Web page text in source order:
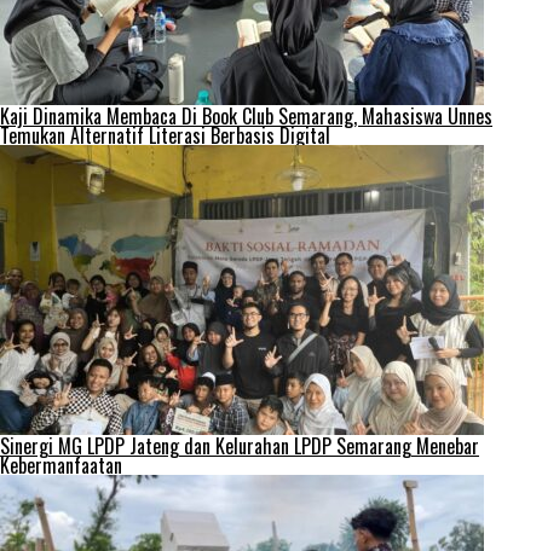
Kaji Dinamika Membaca Di Book Club Semarang, Mahasiswa Unnes
Temukan Alternatif Literasi Berbasis Digital
Sinergi MG LPDP Jateng dan Kelurahan LPDP Semarang Menebar
Kebermanfaatan